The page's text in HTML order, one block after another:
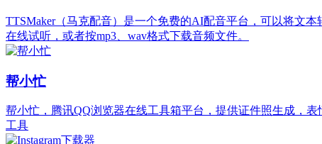
TTSMaker（马克配音）是一个免费的AI配音平台，可以将文
在线试听，或者按mp3、wav格式下载音频文件。
帮小忙
帮小忙，腾讯QQ浏览器在线工具箱平台，提供证件照生成，
工具